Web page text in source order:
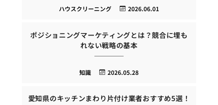
2026.06.01
ハウスクリーニング
ポジショニングマーケティングとは？競合に埋も
れない戦略の基本
2026.05.28
知識
愛知県のキッチンまわり片付け業者おすすめ5選！